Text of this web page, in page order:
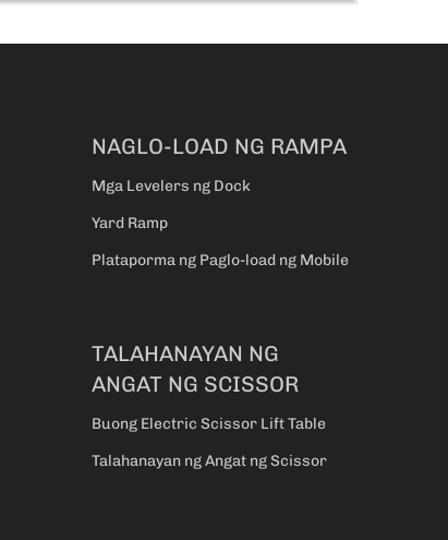
NAGLO-LOAD NG RAMPA
Mga Levelers ng Dock
Yard Ramp
Plataporma ng Paglo-load ng Mobile
TALAHANAYAN NG
ANGAT NG SCISSOR
Buong Electric Scissor Lift Table
Talahanayan ng Angat ng Scissor